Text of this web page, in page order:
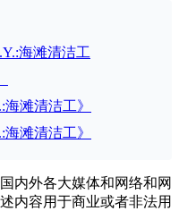
海滩清洁工
滩清洁工》
滩清洁工》
内外各大媒体和网络和网
内容用于商业或者非法用